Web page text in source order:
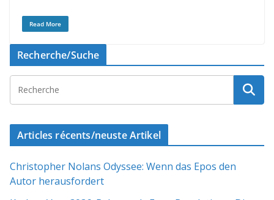
Read More
Recherche/Suche
Articles récents/neuste Artikel
Christopher Nolans Odyssee: Wenn das Epos den
Autor herausfordert